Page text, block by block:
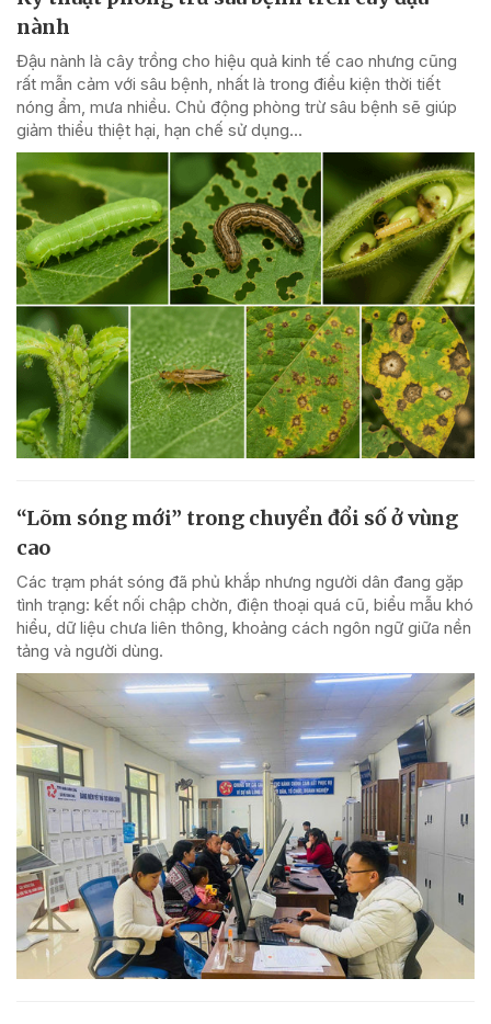
nành
Đậu nành là cây trồng cho hiệu quả kinh tế cao nhưng cũng
rất mẫn cảm với sâu bệnh, nhất là trong điều kiện thời tiết
nóng ẩm, mưa nhiều. Chủ động phòng trừ sâu bệnh sẽ giúp
giảm thiểu thiệt hại, hạn chế sử dụng...
“Lõm sóng mới” trong chuyển đổi số ở vùng
cao
Các trạm phát sóng đã phủ khắp nhưng người dân đang gặp
tình trạng: kết nối chập chờn, điện thoại quá cũ, biểu mẫu khó
hiểu, dữ liệu chưa liên thông, khoảng cách ngôn ngữ giữa nền
tảng và người dùng.